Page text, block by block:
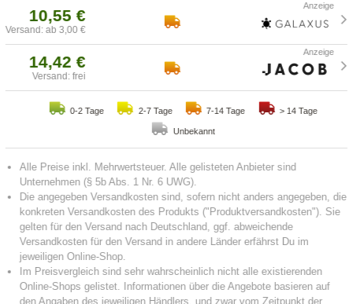
10,55 €
Versand: ab 3,00 €
14,42 €
Versand: frei
0-2 Tage 2-7 Tage 7-14 Tage > 14 Tage
Unbekannt